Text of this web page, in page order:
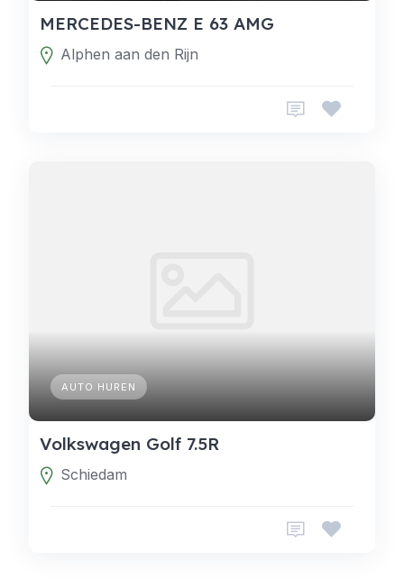
MERCEDES-BENZ E 63 AMG
Alphen aan den Rijn
AUTO HUREN
Volkswagen Golf 7.5R
Schiedam